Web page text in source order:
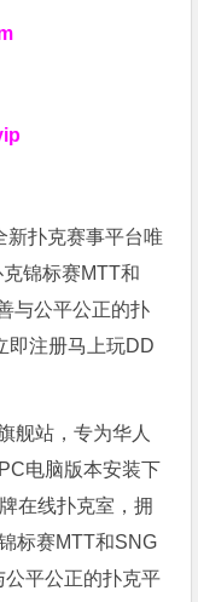
新扑克赛事平台唯
锦标赛MTT和
与公平公正的扑
即注册马上玩DD
舰站，专为华人
电脑版本安装下
在线扑克室，拥
标赛MTT和SNG
平公正的扑克平